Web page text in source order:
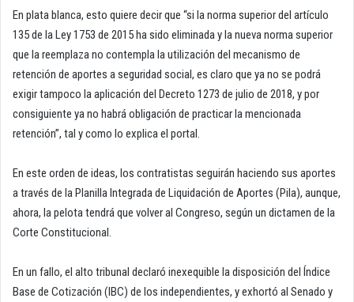
En plata blanca, esto quiere decir que “si la norma superior del artículo
135 de la Ley 1753 de 2015 ha sido eliminada y la nueva norma superior
que la reemplaza no contempla la utilización del mecanismo de
retención de aportes a seguridad social, es claro que ya no se podrá
exigir tampoco la aplicación del Decreto 1273 de julio de 2018, y por
consiguiente ya no habrá obligación de practicar la mencionada
retención”, tal y como lo explica el portal.
En este orden de ideas, los contratistas seguirán haciendo sus aportes
a través de la Planilla Integrada de Liquidación de Aportes (Pila), aunque,
ahora, la pelota tendrá que volver al Congreso, según un dictamen de la
Corte Constitucional.
En un fallo, el alto tribunal declaró inexequible la disposición del Índice
Base de Cotización (IBC) de los independientes, y exhortó al Senado y